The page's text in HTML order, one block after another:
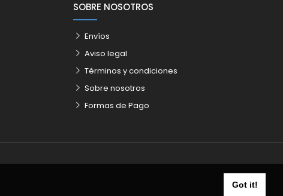
Got it!
SOBRE NOSOTROS
Envíos
Aviso legal
Términos y condiciones
Sobre nosotros
Formas de Pago